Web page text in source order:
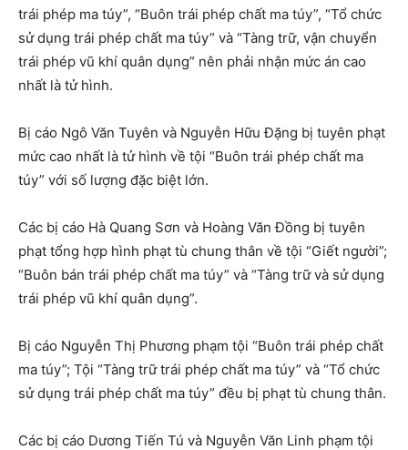
trái phép ma túy”, “Buôn trái phép chất ma túy”, “Tổ chức
sử dụng trái phép chất ma túy” và “Tàng trữ, vận chuyển
trái phép vũ khí quân dụng” nên phải nhận mức án cao
nhất là tử hình.
Bị cáo Ngô Văn Tuyên và Nguyễn Hữu Đặng bị tuyên phạt
mức cao nhất là tử hình về tội “Buôn trái phép chất ma
túy” với số lượng đặc biệt lớn.
Các bị cáo Hà Quang Sơn và Hoàng Văn Đồng bị tuyên
phạt tổng hợp hình phạt tù chung thân về tội “Giết người”;
“Buôn bán trái phép chất ma túy” và “Tàng trữ và sử dụng
trái phép vũ khí quân dụng”.
Bị cáo Nguyễn Thị Phương phạm tội “Buôn trái phép chất
ma túy”; Tội “Tàng trữ trái phép chất ma túy” và “Tổ chức
sử dụng trái phép chất ma túy” đều bị phạt tù chung thân.
Các bị cáo Dương Tiến Tú và Nguyễn Văn Linh phạm tội